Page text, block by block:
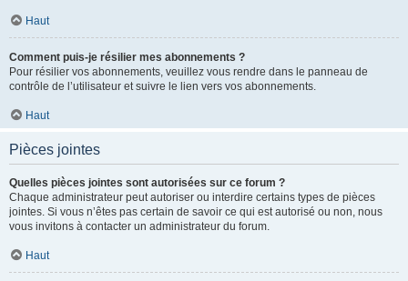
Haut
Comment puis-je résilier mes abonnements ?
Pour résilier vos abonnements, veuillez vous rendre dans le panneau de
contrôle de l’utilisateur et suivre le lien vers vos abonnements.
Haut
Pièces jointes
Quelles pièces jointes sont autorisées sur ce forum ?
Chaque administrateur peut autoriser ou interdire certains types de pièces
jointes. Si vous n’êtes pas certain de savoir ce qui est autorisé ou non, nous
vous invitons à contacter un administrateur du forum.
Haut